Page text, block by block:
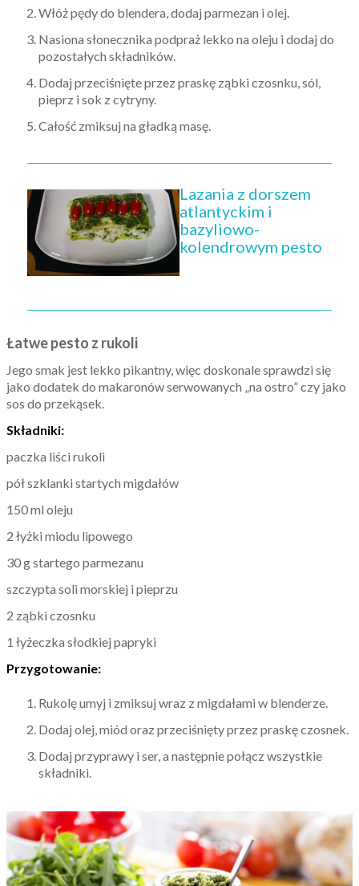
Włóż pędy do blendera, dodaj parmezan i olej.
Nasiona słonecznika podpraż lekko na oleju i dodaj do
pozostałych składników.
Dodaj przeciśnięte przez praskę ząbki czosnku, sól,
pieprz i sok z cytryny.
Całość zmiksuj na gładką masę.
Lazania z dorszem
atlantyckim i
bazyliowo-
kolendrowym pesto
Łatwe pesto z rukoli
Jego smak jest lekko pikantny, więc doskonale sprawdzi się
jako dodatek do makaronów serwowanych „na ostro” czy jako
sos do przekąsek.
Składniki:
paczka liści rukoli
pół szklanki startych migdałów
150 ml oleju
2 łyżki miodu lipowego
30 g startego parmezanu
szczypta soli morskiej i pieprzu
2 ząbki czosnku
1 łyżeczka słodkiej papryki
Przygotowanie:
Rukolę umyj i zmiksuj wraz z migdałami w blenderze.
Dodaj olej, miód oraz przeciśnięty przez praskę czosnek.
Dodaj przyprawy i ser, a następnie połącz wszystkie
składniki.